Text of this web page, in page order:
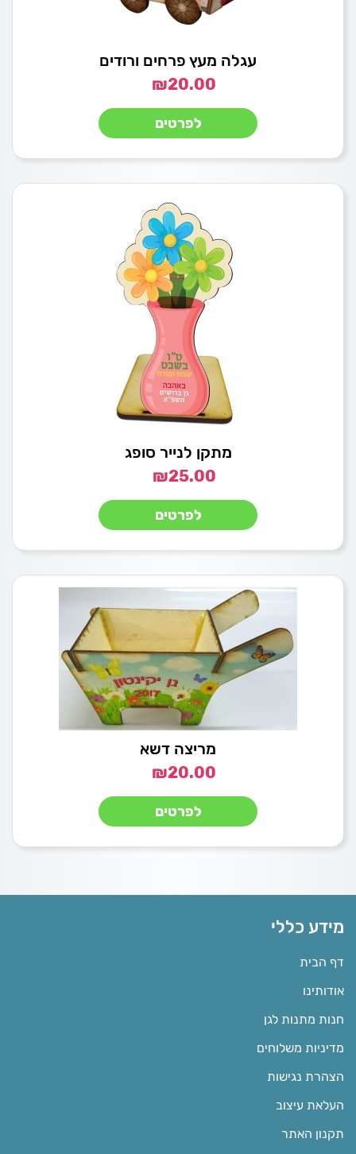
עגלה מעץ פרחים ורודים
₪20.00
לפרטים
מתקן לנייר סופג
₪25.00
לפרטים
מריצה דשא
₪20.00
לפרטים
מידע כללי
דף הבית
אודותינו
חנות מתנות לגן
מדיניות משלוחים
הצהרת נגישות
העלאת עיצוב
תקנון האתר